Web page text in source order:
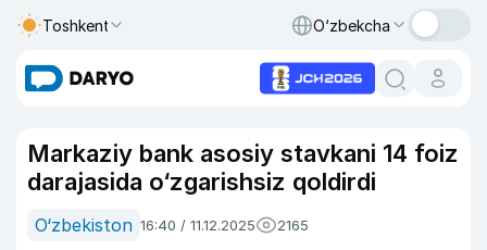
Toshkent O‘zbekcha
Markaziy bank asosiy stavkani 14 foiz
darajasida o‘zgarishsiz qoldirdi
O‘zbekiston 16:40 / 11.12.2025 2165